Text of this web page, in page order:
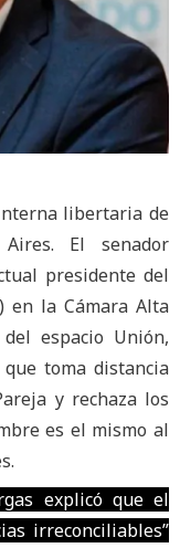
libertaria de
El senador
presidente del
en la Cámara Alta
espacio Unión,
toma distancia
y rechaza los
es el mismo al
explicó que el
irreconciliables”